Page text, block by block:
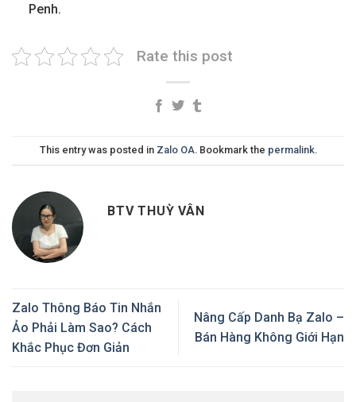
Penh.
Rate this post
This entry was posted in Zalo OA. Bookmark the permalink.
BTV THUỲ VÂN
Zalo Thông Báo Tin Nhắn
Ảo Phải Làm Sao? Cách
Khắc Phục Đơn Giản
Nâng Cấp Danh Bạ Zalo –
Bán Hàng Không Giới Hạn